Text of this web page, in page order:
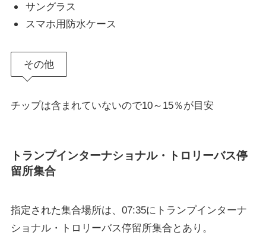
サングラス
スマホ用防水ケース
その他
チップは含まれていないので10～15％が目安
トランプインターナショナル・トロリーバス停
留所集合
指定された集合場所は、07:35にトランプインターナ
ショナル・トロリーバス停留所集合とあり。